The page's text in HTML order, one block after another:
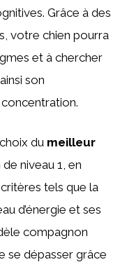
Grâce à des
votre chien pourra
et à chercher
son
du meilleur
niveau 1, en
tels que la
d’énergie et ses
compagnon
se dépasser grâce